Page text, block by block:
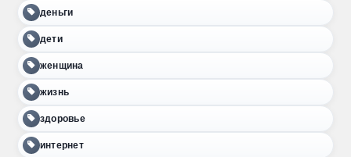
деньги
дети
женщина
жизнь
здоровье
интернет